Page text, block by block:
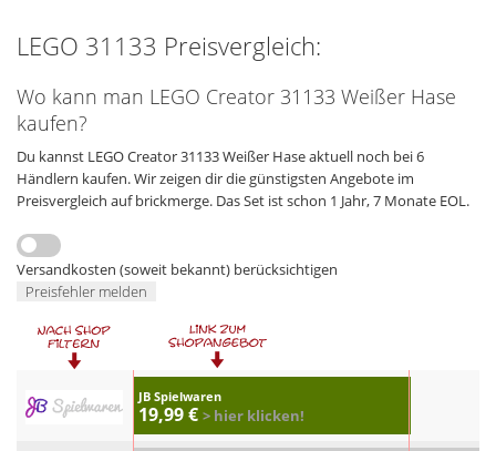
LEGO 31133 Preisvergleich:
Wo kann man LEGO Creator 31133 Weißer Hase
kaufen?
Du kannst LEGO Creator 31133 Weißer Hase aktuell noch bei 6
Händlern kaufen. Wir zeigen dir die günstigsten Angebote im
Preisvergleich auf brickmerge. Das Set ist schon 1 Jahr, 7 Monate EOL.
Versandkosten (soweit bekannt) berücksichtigen
Preisfehler melden
JB Spielwaren
19,99 € > hier klicken!